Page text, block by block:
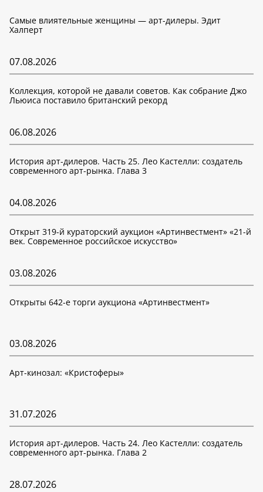
Самые влиятельные женщины — арт-дилеры. Эдит
Халперт
07.08.2026
Коллекция, которой не давали советов. Как собрание Джо
Льюиса поставило британский рекорд
06.08.2026
История арт-дилеров. Часть 25. Лео Кастелли: создатель
современного арт-рынка. Глава 3
04.08.2026
Открыт 319-й кураторский аукцион «Артинвестмент» «21-й
век. Современное российское искусство»
03.08.2026
Открыты 642-е торги аукциона «Артинвестмент»
03.08.2026
Арт-кинозал: «Кристоферы»
31.07.2026
История арт-дилеров. Часть 24. Лео Кастелли: создатель
современного арт-рынка. Глава 2
28.07.2026